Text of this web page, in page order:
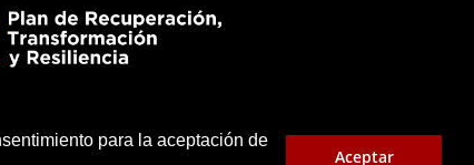
para la aceptación de
Aceptar